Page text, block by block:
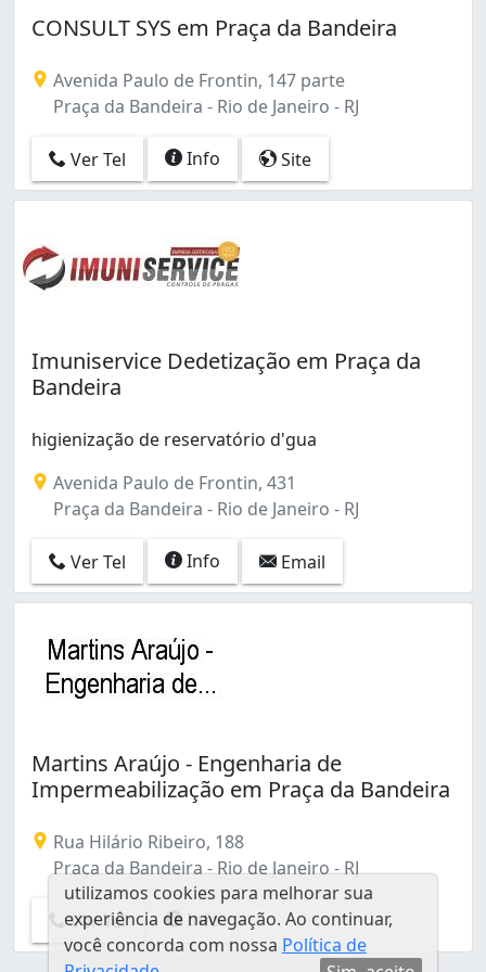
Bonsucesso (2)
Braz de Pina (6)
Cachambi (1)
Campo Grande (9)
Cascadura (2)
Cocotá (1)
Coelho Neto (1)
Copacabana (1)
Engenho Novo (3)
Engenho da Rainha (1)
Freguesia (Ilha do Governador) (1)
Freguesia (Jacarepaguá) (2)
Guadalupe (1)
Guaratiba (2)
Higienópolis (1)
Lagoa (1)
Madureira (1)
Marechal Hermes (1)
Méier (2)
Olaria (1)
Paciência (1)
Penha Circular (5)
Pilares (1)
Ramos (3)
Recreio dos Bandeirantes (1)
Rio Comprido (5)
Santa Cruz (1)
Santa Teresa (2)
CONSULT SYS em Praça da Bandeira
Avenida Paulo de Frontin, 147 parte
Praça da Bandeira - Rio de Janeiro - RJ
Ver Tel Info Site
Imuniservice Dedetização em Praça da
Bandeira
higienização de reservatório d'gua
Avenida Paulo de Frontin, 431
Praça da Bandeira - Rio de Janeiro - RJ
Ver Tel Info Email
Martins Araújo - Engenharia de
Impermeabilização em Praça da Bandeira
Rua Hilário Ribeiro, 188
Praça da Bandeira - Rio de Janeiro - RJ
Ver Tel Info
utilizamos cookies para melhorar sua
experiência de navegação. Ao continuar,
você concorda com nossa Política de